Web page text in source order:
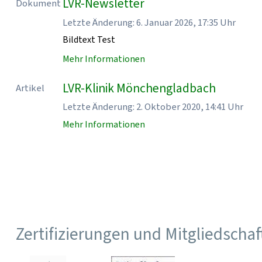
Dokument LVR-Newsletter
Letzte Änderung: 6. Januar 2026, 17:35 Uhr
Bildtext Test
Mehr Informationen
Artikel LVR-Klinik Mönchengladbach
Letzte Änderung: 2. Oktober 2020, 14:41 Uhr
Mehr Informationen
Zertifizierungen und